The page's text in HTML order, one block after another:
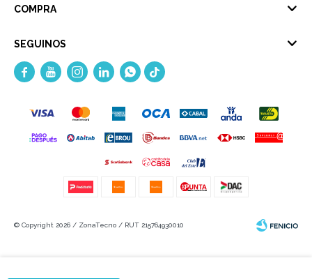
COMPRA
SEGUINOS
    
© Copyright 2026 / ZonaTecno / RUT 215764930010